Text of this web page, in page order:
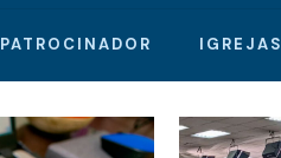
PATROCINADOR IGREJAS